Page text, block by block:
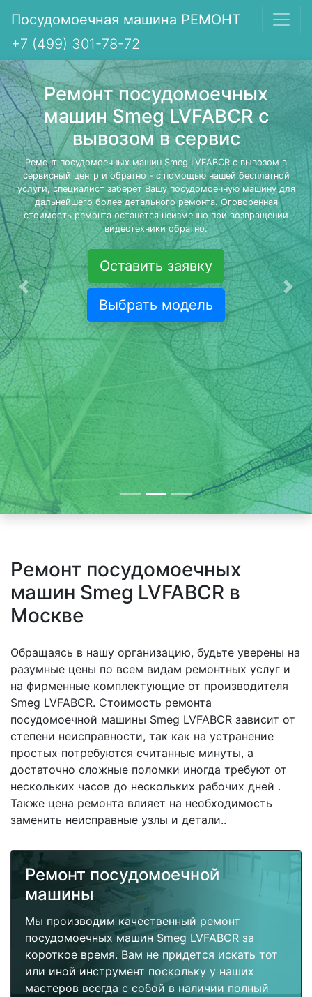
Посудомоечная машина РЕМОНТ
+7 (499) 301-78-72
Ремонт посудомоечных
машин Smeg LVFABCR с
вывозом в сервис
Ремонт посудомоечных машин Smeg LVFABCR с вывозом в
сервисный центр и обратно - с помощью нашей бесплатной
услуги, специалист заберет Вашу посудомоечную машину для
дальнейшего более детального ремонта. Оговоренная
стоимость ремонта останется неизменно при возвращении
видеотехники обратно.
Оставить заявку
Выбрать модель
Предыдущая
Ремонт посудомоечных
машин Smeg LVFABCR в
Москве
Обращаясь в нашу организацию, будьте уверены на
разумные цены по всем видам ремонтных услуг и
на фирменные комплектующие от производителя
Smeg LVFABCR. Стоимость ремонта
посудомоечной машины Smeg LVFABCR зависит от
степени неисправности, так как на устранение
простых потребуются считанные минуты, а
достаточно сложные поломки иногда требуют от
нескольких часов до нескольких рабочих дней .
Также цена ремонта влияет на необходимость
заменить неисправные узлы и детали..
Ремонт посудомоечной
машины
Мы производим качественный ремонт
посудомоечных машин Smeg LVFABCR за
короткое время. Вам не придется искать тот
или иной инструмент поскольку у наших
мастеров всегда с собой в наличии полный